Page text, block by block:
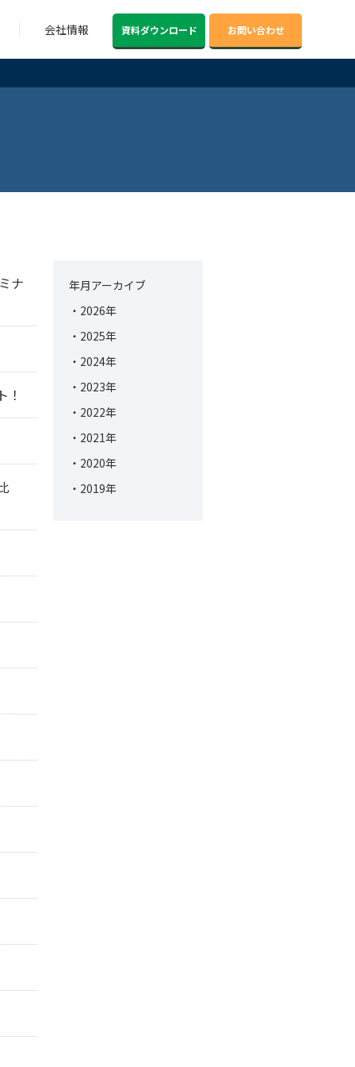
会社情報 資料ダウンロード お問い合わせ
ナ
！
年月アーカイブ
2026年
2025年
2024年
2023年
2022年
2021年
2020年
2019年